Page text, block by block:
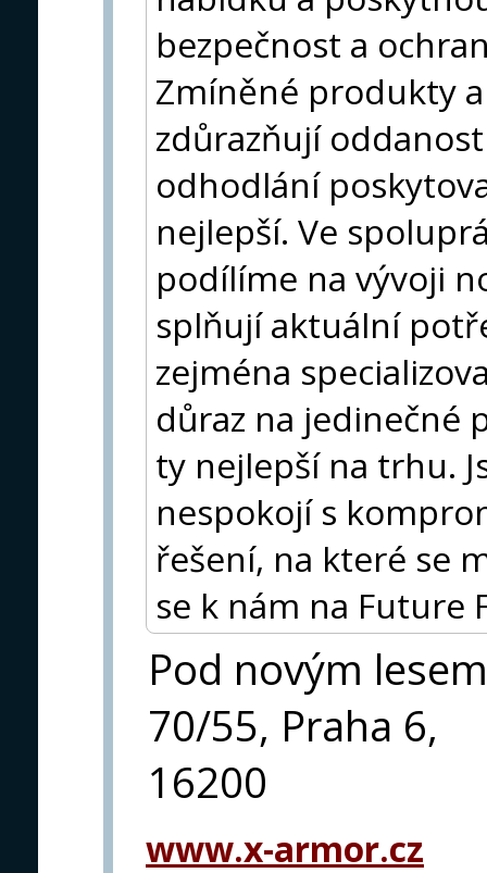
bezpečnost a
Zmíněné produkty
zdůrazňují
odhodlání
nejlepší. Ve
podílíme na vývoji
splňují aktuální
zejména
důraz na jedinečné
ty nejlepší na trhu.
nespokojí s
řešení, na které se
se k nám na Future
Pod novým lesem
70/55, Praha 6,
16200
www.x-armor.cz